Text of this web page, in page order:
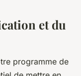
et du
programme de